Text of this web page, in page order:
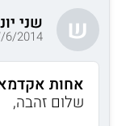
ש שני
6/2014
אחות
שלום זהבה,